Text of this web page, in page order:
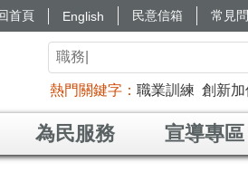
首頁 English 民意信箱 常見
熱門關鍵字 職業訓練 創新加
為民服務 宣導專區